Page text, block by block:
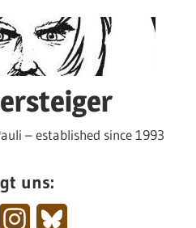
– established since 1993
uns:
FacebookInstagram